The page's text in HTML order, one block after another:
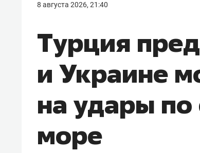
8 августа 2026, 21:40
Турция
и Украине
на удары
море